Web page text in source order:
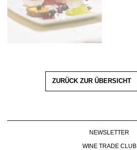
ZURÜCK ZUR ÜBERSICHT
NEWSLETTER
WINE TRADE CLUB